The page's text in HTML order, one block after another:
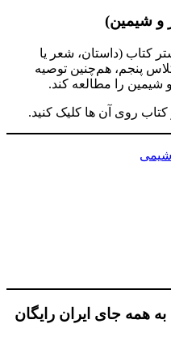
و شیمین)
کتاب‌ (داستان، شعر یا
پنجم، هم‌چنین توصیه
شیمین را مطالعه کند.
کتاب روی آن ها کلیک کنید.
همه جای ایران رایگان